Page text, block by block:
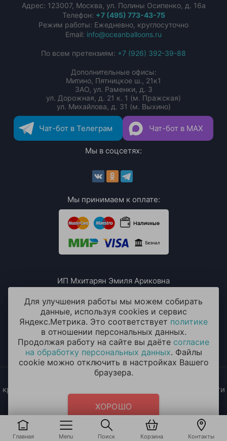
Главная Menu Поиск Корзина Контакты
Адрес: 123007, Москва, ул. Полины Осипенко, д. 16а
Телефон: +7 (495) 773-43-75
Режим работы: Ежедневно, круглосуточно
Email: info@oceanballoons.ru
По всем претензиям: +7 (926) 392-39-88
Дополнительные офисы:
Митино, Пятницкое ш., 21к1
ЗАО, ул. Раменки, д. 3
ул. Дорожная, д. 21 к. 1 (м. Пражская)
ул. Михайлова, д. 31 (м. Выхино)
Чат-бот в Телеграм Чат-бот в MAX
Мы в соцсетях:
Мы принимаем к оплате:
ИП Мхитарян Эмиля Ариковна
ИНН: 771385063807
ОГРН / ОГРНИП: 319508100076230
2014 - 2026 © «ОКЕАН ШАРОВ» Воздушные шары с
круглосуточной доставкой в Москве и Московской области
Политика конфиденциальности
согласие на обработку
персональных данных
Для улучшения работы мы можем собирать
данные, используя cookies и сервис
Яндекс.Метрика. Это соответствует политике
в отношении персональных данных.
Продолжая работу на сайте вы даёте согласие
на обработку персональных данных. Файлы
cookie можно отключить в настройках Вашего
браузера.
ХОРОШО